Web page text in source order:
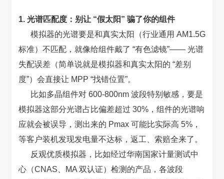
1. 光谱匹配度：别让 “假太阳” 骗了你的组件
模拟器的光谱要是和真实太阳（行业通用 AM1.5G
标准）不匹配，就像给组件戴了 “有色滤镜”—— 光谱
失配误差（简单说就是模拟器和真实太阳的 “差别
度”）会直接让 MPP “找错位置”。
比如多晶组件对 600-800nm 波段特别敏感，要是
模拟器这部分光谱占比偏差超过 30%，组件的光谱响
应就会被误导，测出来的 Pmax 可能比实际高 5%，
等客户装机发现发电量不达标，返工、索赔全来了。
反观优质模拟器，比如经过华南国家计量测试中
心（CNAS、MA 双认证）检测的产品，各波段